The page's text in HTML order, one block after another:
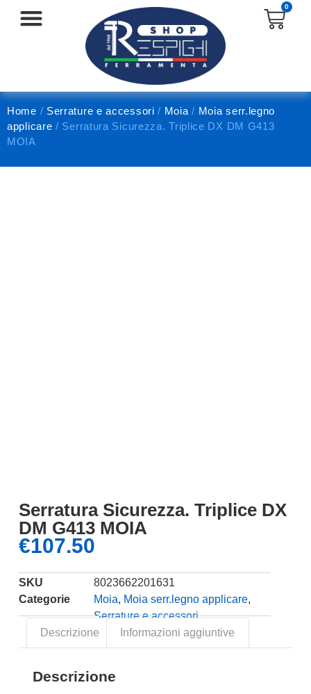
0
Home / Serrature e accessori / Moia / Moia serr.legno
applicare / Serratura Sicurezza. Triplice DX DM G413
MOIA
Serratura Sicurezza. Triplice DX
DM G413 MOIA
€107.50
SKU
8023662201631
Categorie
Moia, Moia serr.legno applicare,
Serrature e accessori
Descrizione
Informazioni aggiuntive
Descrizione